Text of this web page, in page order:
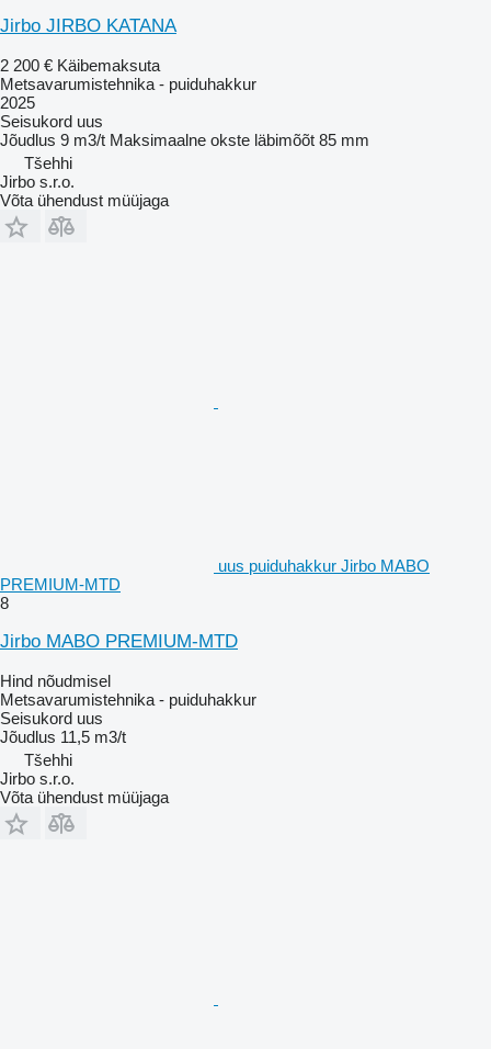
Jirbo JIRBO KATANA
2 200 € Käibemaksuta
Metsavarumistehnika - puiduhakkur
2025
Seisukord uus
Jõudlus 9 m3/t Maksimaalne okste läbimõõt 85 mm
Tšehhi
Jirbo s.r.o.
Võta ühendust müüjaga
uus puiduhakkur Jirbo MABO
PREMIUM-MTD
8
Jirbo MABO PREMIUM-MTD
Hind nõudmisel
Metsavarumistehnika - puiduhakkur
Seisukord uus
Jõudlus 11,5 m3/t
Tšehhi
Jirbo s.r.o.
Võta ühendust müüjaga